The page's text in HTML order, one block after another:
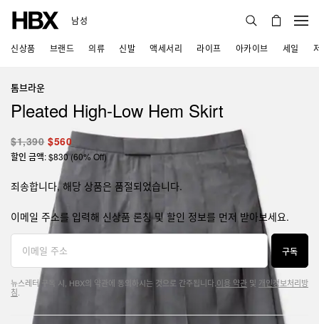
남성
신상품 브랜드 의류 신발 액세서리 라이프 아카이브 세일
톰브라운
Pleated High-Low Hem Skirt
$1,390 $560
할인 금액: $830 (60% Off)
죄송합니다, 해당 상품은 품절되었습니다.
이메일 주소를 입력해 신상품 론칭 및 할인 정보를 먼저 받아보세요.
구독
뉴스레터 구독 시, HBX의 약관에 동의하시는 것으로 간주됩니다. 이용 약관 및 개인정보처리방
침